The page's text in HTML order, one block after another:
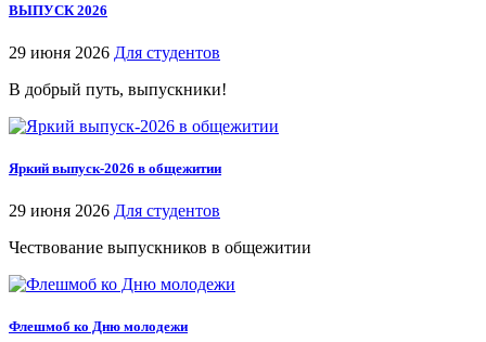
ВЫПУСК 2026
29 июня 2026 Для студентов
В добрый путь, выпускники!
Яркий выпуск-2026 в общежитии
29 июня 2026 Для студентов
Чествование выпускников в общежитии
Флешмоб ко Дню молодежи